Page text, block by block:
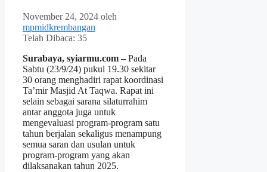
November 24, 2024 oleh
mpmidkrembangan
Telah Dibaca: 35
Surabaya, syiarmu.com –Pada
Sabtu (23/9/24) pukul 19.30 sekitar
30 orang menghadiri rapat koordinasi
Ta’mir Masjid At Taqwa. Rapat ini
selain sebagai sarana silaturrahim
antar anggota juga untuk
mengevaluasi program-program satu
tahun berjalan sekaligus menampung
semua saran dan usulan untuk
program-program yang akan
dilaksanakan tahun 2025.